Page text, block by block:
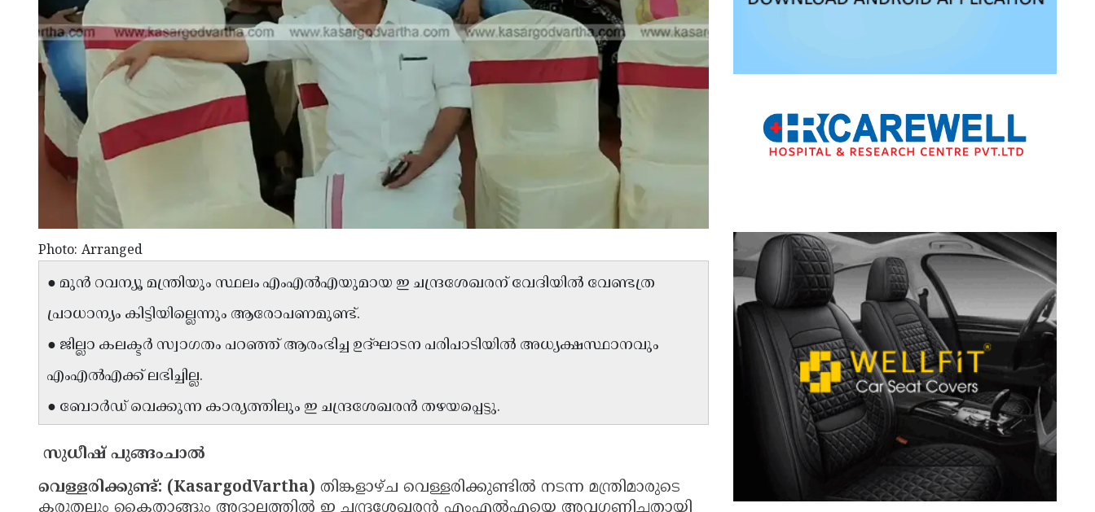
Photo: Arranged
● മുൻ റവന്യൂ മന്ത്രിയും സ്ഥലം എംഎൽഎയുമായ ഇ ചന്ദ്രശേഖരന് വേദിയിൽ വേണ്ടത്ര
പ്രാധാന്യം കിട്ടിയില്ലെന്നും ആരോപണമുണ്ട്.
● ജില്ലാ കലക്ടർ സ്വാഗതം പറഞ്ഞ് ആരംഭിച്ച ഉദ്‌ഘാടന പരിപാടിയിൽ അധ്യക്ഷസ്ഥാനവും
എംഎൽഎക്ക്‌ ലഭിച്ചില്ല.
● ബോർഡ് വെക്കുന്ന കാര്യത്തിലും ഇ ചന്ദ്രശേഖരൻ തഴയപ്പെട്ടു.
സുധീഷ് പുങ്ങംചാൽ
വെള്ളരിക്കുണ്ട്: (KasargodVartha) തിങ്കളാഴ്ച വെള്ളരിക്കുണ്ടിൽ നടന്ന മന്ത്രിമാരുടെ